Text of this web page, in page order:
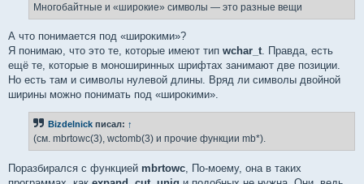
Многобайтные и «широкие» символы — это разные вещи
А что понимается под «широкими»?
Я понимаю, что это те, которые имеют тип wchar_t. Правда, есть
ещё те, которые в моноширинных шрифтах занимают две позиции.
Но есть там и символы нулевой длины. Вряд ли символы двойной
ширины можно понимать под «широкими».
Bizdelnick писал: ↑
(см. mbrtowc(3), wctomb(3) и прочие функции mb*).
Поразбирался с функцией mbrtowc , По-моему, она в таких